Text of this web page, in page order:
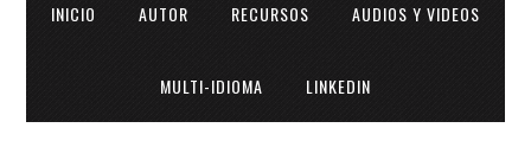
INICIO AUTOR RECURSOS AUDIOS Y VIDEOS
MULTI-IDIOMA LINKEDIN